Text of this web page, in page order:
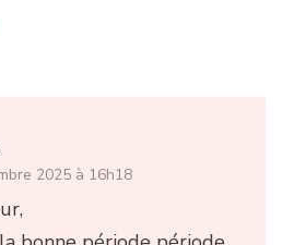
2025 à 16h18